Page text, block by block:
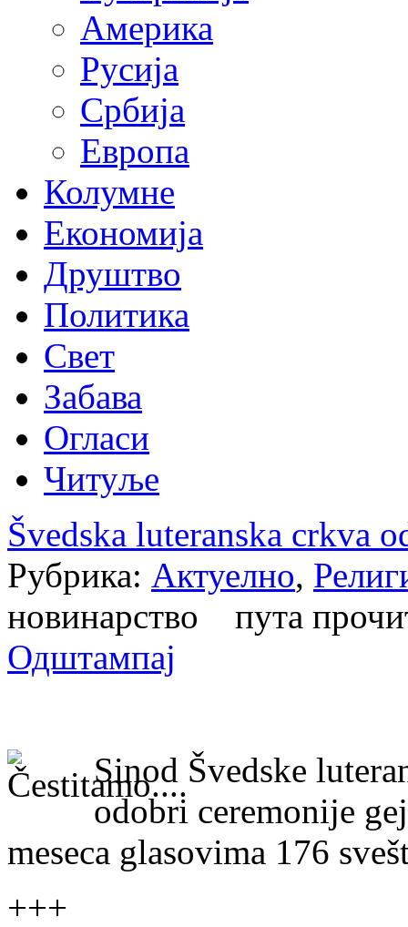
Америка
Русија
Србија
Европа
Колумне
Економија
Друштво
Политика
Свет
Забава
Огласи
Читуље
Švedska luteranska crkva
Рубрика: Актуелно,
новинарство пута
Одштампај
Sinod Švedske
odobri ceremonije
meseca glasovima 176
+++